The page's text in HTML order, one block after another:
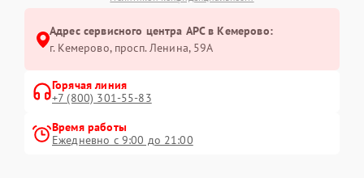
Адрес сервисного центра APC в Кемерово:
г. Кемерово, просп. Ленина, 59А
Горячая линия
+7 (800) 301-55-83
Время работы
Ежедневно с 9:00 до 21:00